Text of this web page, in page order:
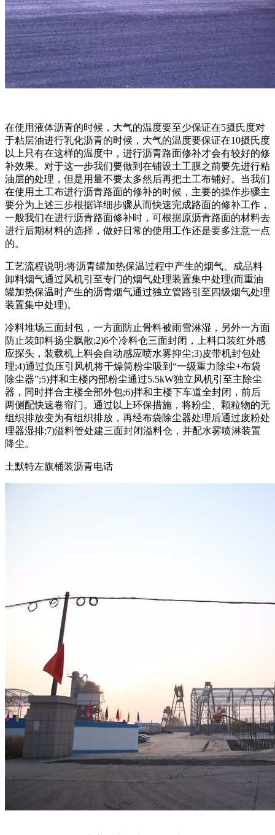
在使用液体沥青的时候，大气的温度要至少保证在5摄氏度对
于粘层油进行乳化沥青的时候，大气的温度要保证在10摄氏度
以上只有在这样的温度中，进行沥青路面修补才会有较好的修
补效果。对于这一步我们要做到在铺设土工膜之前要先进行粘
油层的处理，但是用量不要太多然后再把土工布铺好。当我们
在使用土工布进行沥青路面的修补的时候，主要的操作步骤主
要分为上述三步根据详细步骤从而快速完成路面的修补工作，
一般我们在进行沥青路面修补时，可根据原沥青路面的材料去
进行后期材料的选择，做好日常的使用工作还是要多注意一点
的。
工艺流程说明:将沥青罐加热保温过程中产生的烟气、成品料
卸料烟气通过风机引至专门的烟气处理装置集中处理(而重油
罐加热保温时产生的沥青烟气通过独立管路引至四级烟气处理
装置集中处理)。
冷料堆场三面封包，一方面防止骨料被雨雪淋湿，另外一方面
防止装卸料扬尘飘散;2)6个冷料仓三面封闭，上料口装红外感
应探头，装载机上料会自动感应喷水雾抑尘;3)皮带机封包处
理;4)通过负压引风机将干燥筒粉尘吸到“一级重力除尘+布袋
除尘器”;5)拌和主楼内部粉尘通过5.5kW独立风机引至主除尘
器，同时拌合主楼全部外包;6)拌和主楼下车道全封闭，前后
两侧配快速卷帘门。通过以上环保措施，将粉尘、颗粒物的无
组织排放变为有组织排放，再经布袋除尘器处理后通过废粉处
理器湿排;7)溢料管处建三面封闭溢料仓，并配水雾喷淋装置
降尘。
土默特左旗桶装沥青电话